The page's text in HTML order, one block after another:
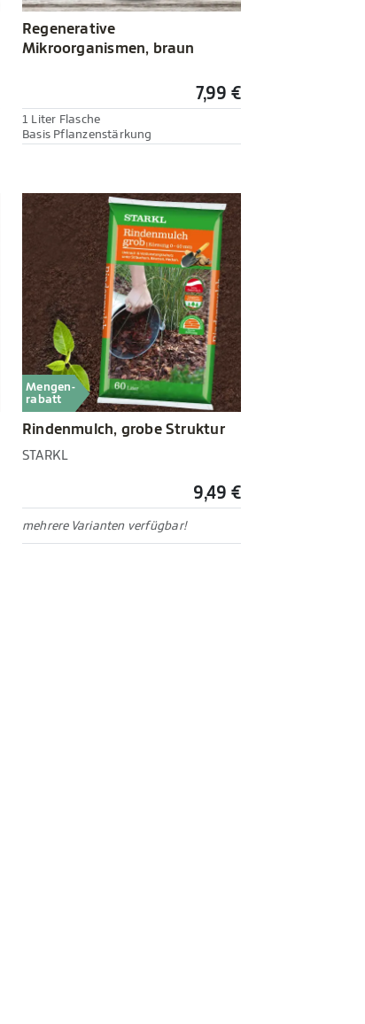
Regenerative
Mikroorganismen, braun
7,99 €
1 Liter Flasche
Basis Pflanzenstärkung
Mengen-
rabatt
Rindenmulch, grobe Struktur
STARKL
9,49 €
mehrere Varianten verfügbar!